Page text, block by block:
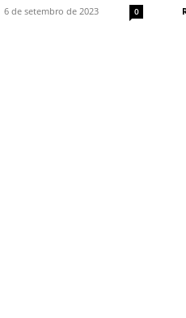
6 de setembro de 2023 0